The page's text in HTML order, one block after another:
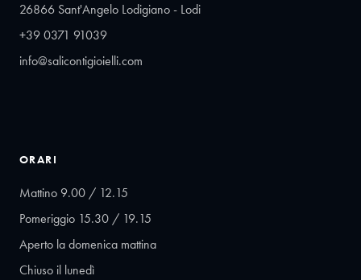
26866 Sant'Angelo Lodigiano - Lodi
+39 0371 91039
info@salicontigioielli.com
ORARI
Mattino 9.00 / 12.15
Pomeriggio 15.30 / 19.15
Aperto la domenica mattina
Chiuso il lunedì